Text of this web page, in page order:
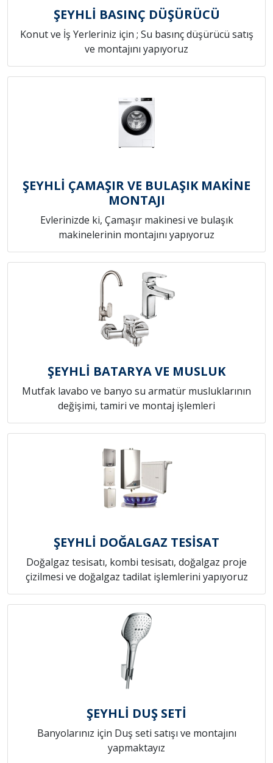
ŞEYHLİ BASINÇ DÜŞÜRÜCÜ
Konut ve İş Yerleriniz için ; Su basınç düşürücü satış
ve montajını yapıyoruz
ŞEYHLİ ÇAMAŞIR VE BULAŞIK MAKİNE
MONTAJI
Evlerinizde ki, Çamaşır makinesi ve bulaşık
makinelerinin montajını yapıyoruz
ŞEYHLİ BATARYA VE MUSLUK
Mutfak lavabo ve banyo su armatür musluklarının
değişimi, tamiri ve montaj işlemleri
ŞEYHLİ DOĞALGAZ TESİSAT
Doğalgaz tesisatı, kombi tesisatı, doğalgaz proje
çizilmesi ve doğalgaz tadilat işlemlerini yapıyoruz
ŞEYHLİ DUŞ SETİ
Banyolarınız için Duş seti satışı ve montajını
yapmaktayız